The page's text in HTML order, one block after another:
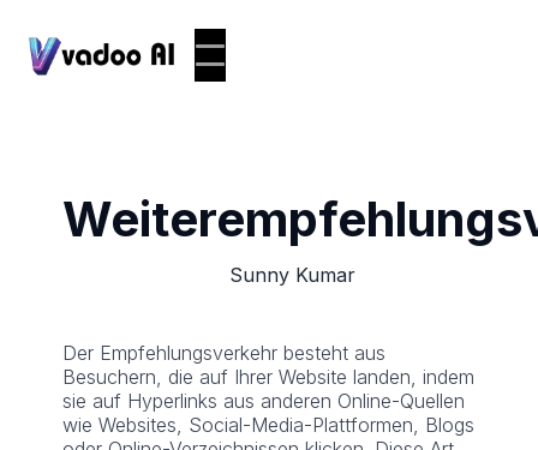
Sunny Kumar
Der Empfehlungsverkehr besteht aus
Besuchern, die auf Ihrer Website landen, indem
sie auf Hyperlinks aus anderen Online-Quellen
wie Websites, Social-Media-Plattformen, Blogs